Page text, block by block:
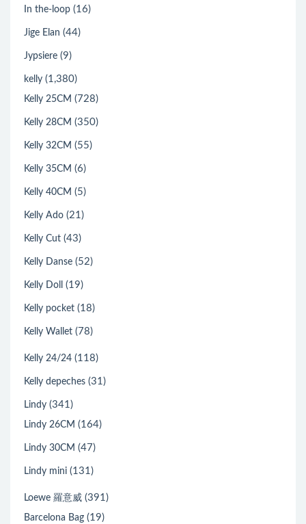
In the-loop (16)
Jige Elan (44)
Jypsiere (9)
kelly (1,380)
Kelly 25CM (728)
Kelly 28CM (350)
Kelly 32CM (55)
Kelly 35CM (6)
Kelly 40CM (5)
Kelly Ado (21)
Kelly Cut (43)
Kelly Danse (52)
Kelly Doll (19)
Kelly pocket (18)
Kelly Wallet (78)
Kelly 24/24 (118)
Kelly depeches (31)
Lindy (341)
Lindy 26CM (164)
Lindy 30CM (47)
Lindy mini (131)
Loewe 羅意威 (391)
Barcelona Bag (19)